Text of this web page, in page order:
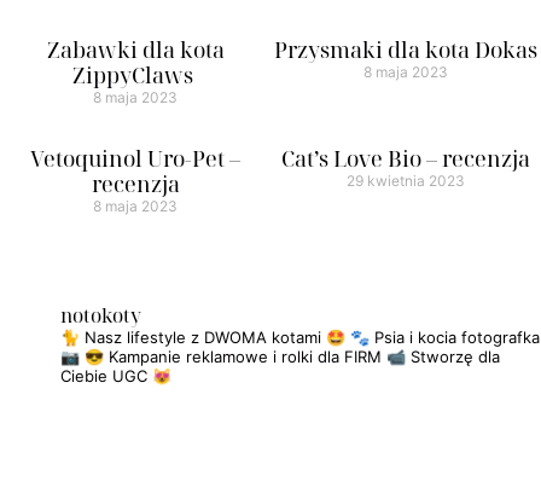
Zabawki dla kota
ZippyClaws
8 maja 2023
Przysmaki dla kota Dokas
8 maja 2023
Vetoquinol Uro-Pet –
recenzja
8 maja 2023
Cat’s Love Bio – recenzja
29 kwietnia 2023
notokoty
🐈 Nasz lifestyle z DWOMA kotami 🤩 🐾 Psia i kocia fotografka
📷 😎 Kampanie reklamowe i rolki dla FIRM 📹 Stworzę dla
Ciebie UGC 😻